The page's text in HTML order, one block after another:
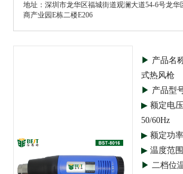
地址：深圳市龙华区福城街道观澜大道54-6号龙华
商产业园E栋二楼E206
▶ 产品名
式热风枪
▶ 产品型
▶额定电
50/60Hz
▶额定功
▶温度范
▶二档位